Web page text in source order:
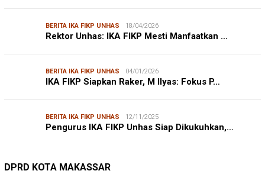
BERITA IKA FIKP UNHAS 18/04/2026
Rektor Unhas: IKA FIKP Mesti Manfaatkan …
BERITA IKA FIKP UNHAS 04/01/2026
IKA FIKP Siapkan Raker, M Ilyas: Fokus P…
BERITA IKA FIKP UNHAS 12/11/2025
Pengurus IKA FIKP Unhas Siap Dikukuhkan,…
DPRD KOTA MAKASSAR
Kepuasan Publik Tinggi, Andi Makmur Nila…